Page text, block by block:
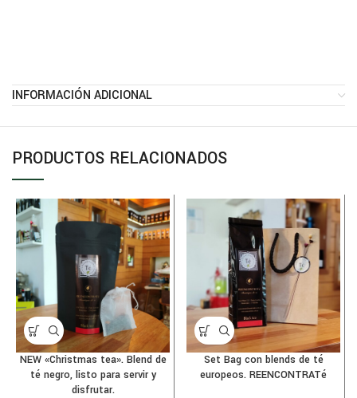
INFORMACIÓN ADICIONAL
PRODUCTOS RELACIONADOS
NEW «Christmas tea». Blend de
té negro, listo para servir y
disfrutar.
Set Bag con blends de té
europeos. REENCONTRATé